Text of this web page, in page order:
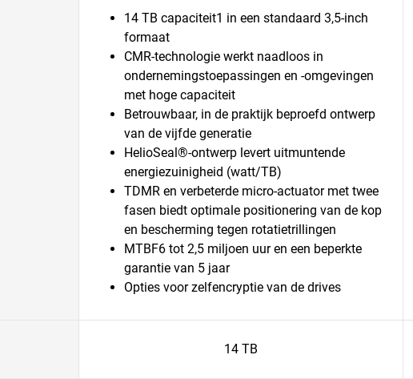
14 TB capaciteit1 in een standaard 3,5-inch
formaat
CMR-technologie werkt naadloos in
ondernemingstoepassingen en -omgevingen
met hoge capaciteit
Betrouwbaar, in de praktijk beproefd ontwerp
van de vijfde generatie
HelioSeal®-ontwerp levert uitmuntende
energiezuinigheid (watt/TB)
TDMR en verbeterde micro-actuator met twee
fasen biedt optimale positionering van de kop
en bescherming tegen rotatietrillingen
MTBF6 tot 2,5 miljoen uur en een beperkte
garantie van 5 jaar
Opties voor zelfencryptie van de drives
14 TB